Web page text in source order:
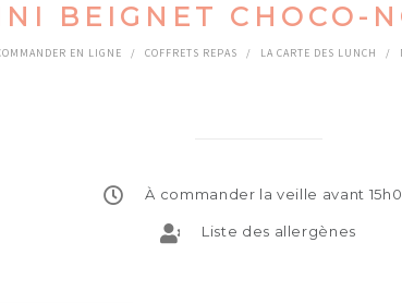
BEIGNET CHOCO-
EN LIGNE / COFFRETS REPAS / LA CARTE DES LUNCH /
À commander la veille avant
Liste des allergènes